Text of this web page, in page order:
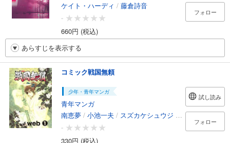
ケイト・ハーディ / 藤倉詩音
-
660円 (税込)
フォロー
あらすじを表示する
コミック戦国無頼
少年・青年マンガ
青年マンガ
南恵夢 / 小池一夫 / スズカケシュウジ 倉科遼/大竹直
-
330円 (税込)
試し読み
フォロー